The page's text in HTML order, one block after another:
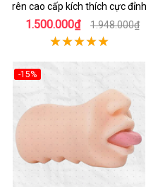
rên cao cấp kích thích cực đỉnh
1.500.000₫ 1.948.000₫
-15%